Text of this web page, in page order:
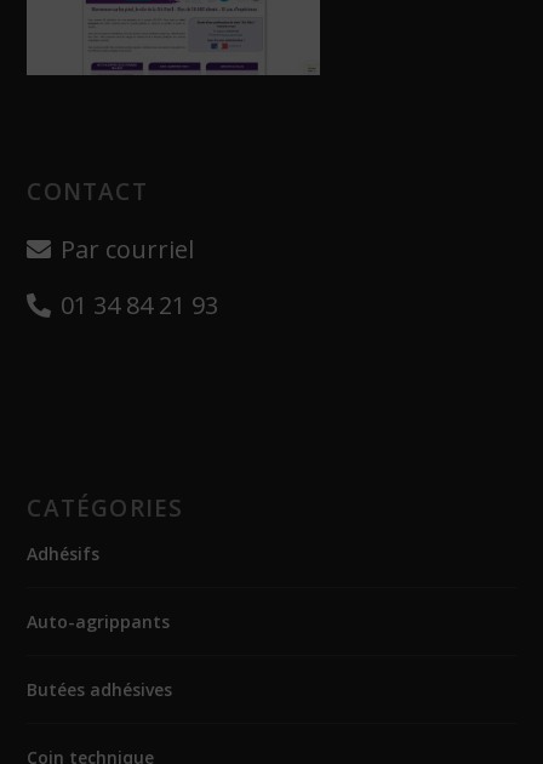
CONTACT
Par courriel
01 34 84 21 93
CATÉGORIES
Adhésifs
Auto-agrippants
Butées adhésives
Coin technique